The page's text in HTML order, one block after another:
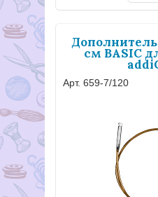
см BASIC
Арт. 659-7/120